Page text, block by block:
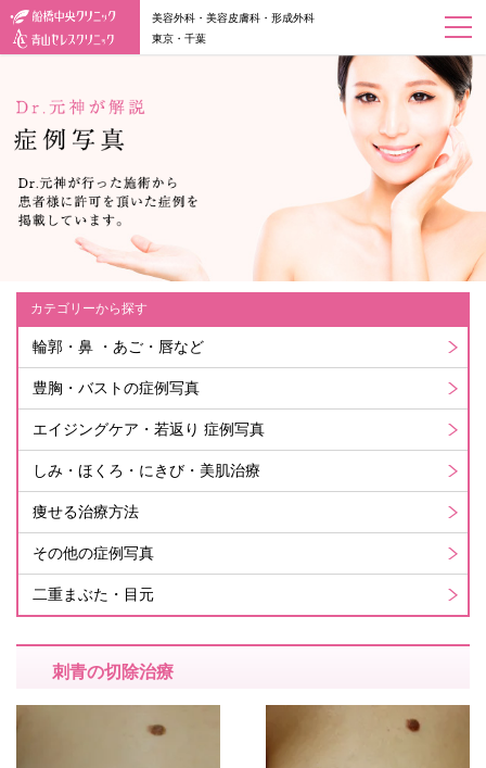
美容外科・美容皮膚科・形成外科
東京・千葉
カテゴリーから探す
輪郭・鼻 ・あご・唇など
豊胸・バストの症例写真
エイジングケア・若返り 症例写真
しみ・ほくろ・にきび・美肌治療
痩せる治療方法
その他の症例写真
二重まぶた・目元
刺青の切除治療